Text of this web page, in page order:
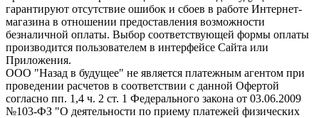
гарантируют отсутствие ошибок и сбоев в работе Интернет-
магазина в отношении предоставления возможности
безналичной оплаты. Выбор соответствующей формы оплаты
производится пользователем в интерфейсе Сайта или
Приложения.
ООО "Назад в будущее" не является платежным агентом при
проведении расчетов в соответствии с данной Офертой
согласно пп. 1,4 ч. 2 ст. 1 Федерального закона от 03.06.2009
№103-ФЗ "О деятельности по приему платежей физических